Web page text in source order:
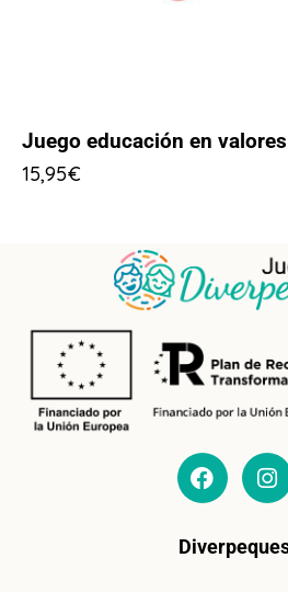
Juego educación en
15,95€